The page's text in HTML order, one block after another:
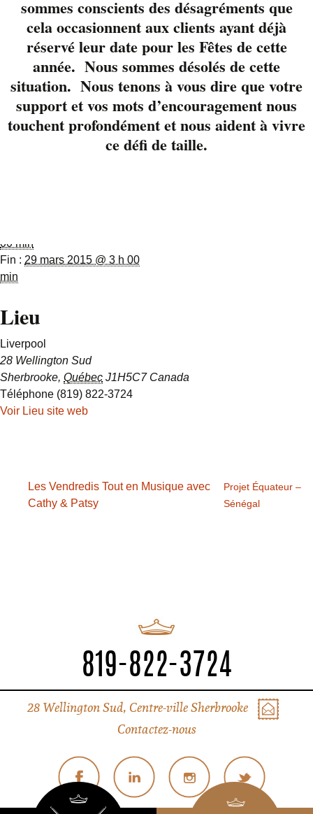
vous propose le
Mexique tout en
saveur. Découvrez la
nouvelle Dos Equis,
une Lager qui a du
caractère et juste assez
d’amertume.
00 min
Fin : 29 mars 2015 @ 3 h 00
min
Lieu
Liverpool
28 Wellington Sud
Sherbrooke, Québec J1H5C7 Canada
Téléphone (819) 822-3724
Voir Lieu site web
Les Vendredis Tout en Musique avec
Cathy & Patsy
Projet Équateur –
Sénégal
819-822-3724
28 Wellington Sud, Centre-ville Sherbrooke
Contactez-nous
sommes conscients des désagréments que
cela occasionnent aux clients ayant déjà
réservé leur date pour les Fêtes de cette
année. Nous sommes désolés de cette
situation. Nous tenons à vous dire que votre
support et vos mots d’encouragement nous
touchent profondément et nous aident à vivre
ce défi de taille.